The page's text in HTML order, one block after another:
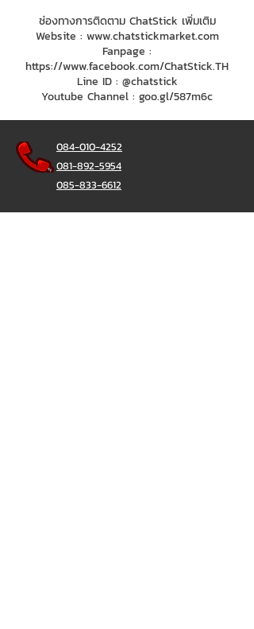
ช่องทางการติดตาม ChatStick เพิ่มเติม
Website : www.chatstickmarket.com
Fanpage :
https://www.facebook.com/ChatStick.TH
Line ID : @chatstick
Youtube Channel : goo.gl/587m6c
084-010-4252
081-892-5954
085-833-6612